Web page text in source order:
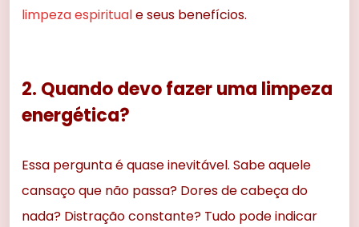
limpeza espirituale seus benefícios.
2. Quando devo fazer uma limpeza
energética?
Essa pergunta é quase inevitável. Sabe aquele
cansaço que não passa? Dores de cabeça do
nada? Distração constante? Tudo pode indicar